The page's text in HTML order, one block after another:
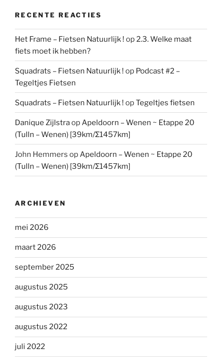
RECENTE REACTIES
Het Frame – Fietsen Natuurlijk ! op2.3. Welke maat
fiets moet ik hebben?
Squadrats – Fietsen Natuurlijk ! op Podcast #2 –
Tegeltjes Fietsen
Squadrats – Fietsen Natuurlijk ! opTegeltjes fietsen
Danique ZijlstraopApeldoorn – Wenen ~ Etappe 20
(Tulln – Wenen) [39km/Σ1457km]
John Hemmers opApeldoorn – Wenen ~ Etappe 20
(Tulln – Wenen) [39km/Σ1457km]
ARCHIEVEN
mei 2026
maart 2026
september 2025
augustus 2025
augustus 2023
augustus 2022
juli 2022